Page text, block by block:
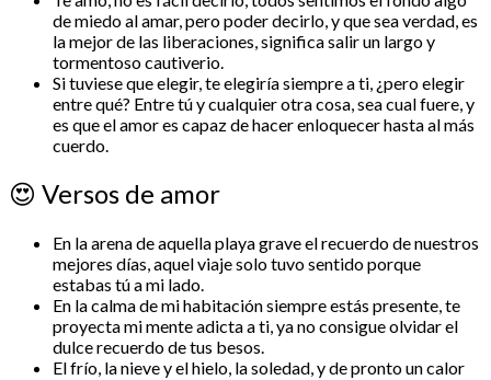
de miedo al amar, pero poder decirlo, y que sea verdad, es
la mejor de las liberaciones, significa salir un largo y
tormentoso cautiverio.
Si tuviese que elegir, te elegiría siempre a ti, ¿pero elegir
entre qué? Entre tú y cualquier otra cosa, sea cual fuere, y
es que el amor es capaz de hacer enloquecer hasta al más
cuerdo.
😍 Versos de amor
En la arena de aquella playa grave el recuerdo de nuestros
mejores días, aquel viaje solo tuvo sentido porque
estabas tú a mi lado.
En la calma de mi habitación siempre estás presente, te
proyecta mi mente adicta a ti, ya no consigue olvidar el
dulce recuerdo de tus besos.
El frío, la nieve y el hielo, la soledad, y de pronto un calor